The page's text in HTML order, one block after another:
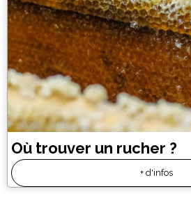
Où trouver un rucher ?
+ d'infos